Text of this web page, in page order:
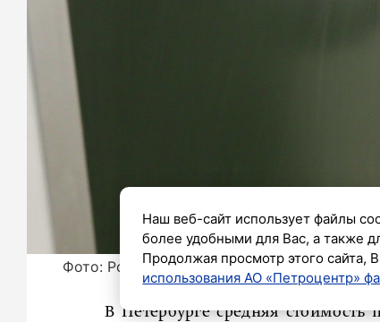
Фото: Роман Пименов / «Петербургский
В Петербурге средняя
Наш веб-сайт использует файлы
более удобными для Вас, а также
Продолжая просмотр этого сайта,
использования АО «Петроцентр»